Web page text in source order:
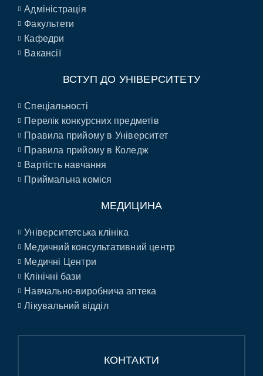
Адміністрація
Факультети
Кафедри
Вакансії
ВСТУП ДО УНІВЕРСИТЕТУ
Спеціальності
Перелік конкурсних предметів
Правила прийому в Університет
Правила прийому в Коледж
Вартість навчання
Приймальна коміся
МЕДИЦИНА
Університетська клініка
Медичний консультативний центр
Медичні Центри
Клінічні бази
Навчально-виробнича аптека
Лікувальний відділ
КОНТАКТИ